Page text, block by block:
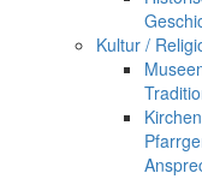
Kultur /